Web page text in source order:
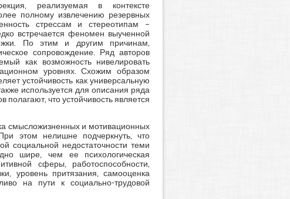
реализуемая в контексте
полному извлечению резервных
стрессам и стереотипам –
встречается феномен выученной
По этим и другим причинам,
сопровождение. Ряд авторов
как возможность нивелировать
уровнях. Схожим образом
устойчивость как универсальную
используется для описания ряда
полагают, что устойчивость является
смысложизненных и мотивационных
этом нелишне подчеркнуть, что
социальной недостаточности теми
шире, чем ее психологическая
сферы, работоспособности,
уровень притязания, самооценка
на пути к социально-трудовой